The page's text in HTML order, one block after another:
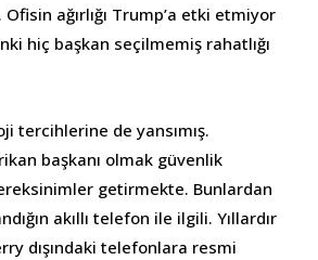
ağırlığı Trump’a etki etmiyor
hiç başkan seçilmemiş rahatlığı
tercihlerine de yansımış.
başkanı olmak güvenlik
getirmekte. Bunlardan
akıllı telefon ile ilgili. Yıllardır
dışındaki telefonlara resmi